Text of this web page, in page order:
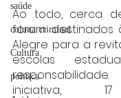
saúde
coluna criminal
Cultura
politica
Ao todo, cerca
foram destinados
Alegre para a
escolas
iniciativa,